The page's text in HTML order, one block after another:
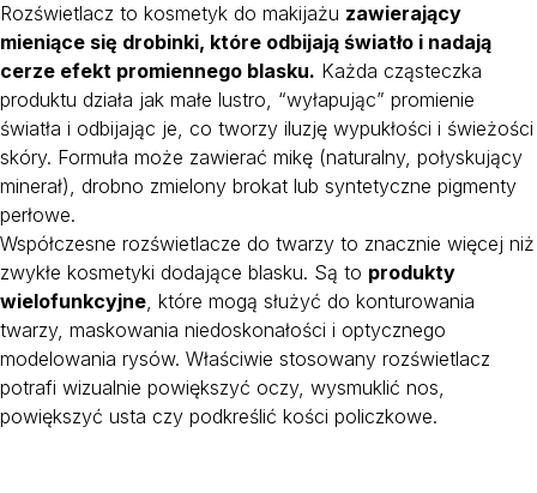
Rozświetlacz to kosmetyk do makijażu zawierający
mieniące się drobinki, które odbijają światło i nadają
cerze efekt promiennego blasku. Każda cząsteczka
produktu działa jak małe lustro, “wyłapując” promienie
światła i odbijając je, co tworzy iluzję wypukłości i świeżości
skóry. Formuła może zawierać mikę (naturalny, połyskujący
minerał), drobno zmielony brokat lub syntetyczne pigmenty
perłowe.
Współczesne rozświetlacze do twarzy to znacznie więcej niż
zwykłe kosmetyki dodające blasku. Są to produkty
wielofunkcyjne, które mogą służyć do konturowania
twarzy, maskowania niedoskonałości i optycznego
modelowania rysów. Właściwie stosowany rozświetlacz
potrafi wizualnie powiększyć oczy, wysmuklić nos,
powiększyć usta czy podkreślić kości policzkowe.